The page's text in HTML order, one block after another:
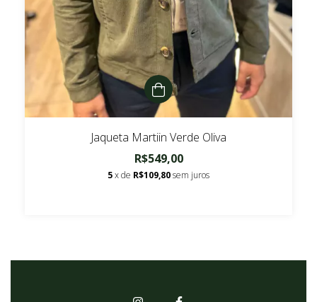
Jaqueta Martiin Verde Oliva
R$549,00
5x de R$109,80sem juros